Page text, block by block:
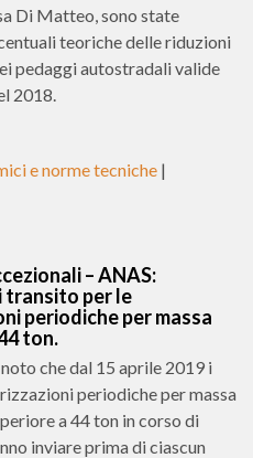
Di Matteo, sono state
teoriche delle riduzioni
pedaggi autostradali valide
2018.
e norme tecniche |
– ANAS:
transito per le
periodiche per massa
ton.
che dal 15 aprile 2019 i
periodiche per massa
a 44 ton in corso di
inviare prima di ciascun